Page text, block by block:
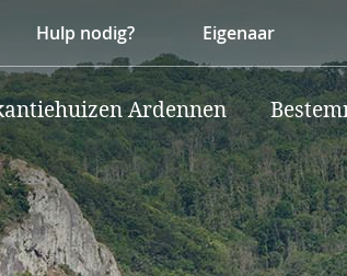
Hulp nodig? Eigenaar
Ardennen